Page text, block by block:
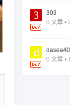
303
0 文章 •
0 文章 •